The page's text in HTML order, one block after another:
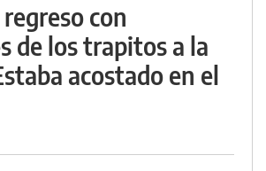
con
de los trapitos a la
acostado en el